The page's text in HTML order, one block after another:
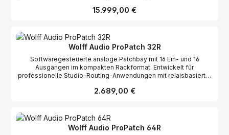
nützlichen Tastenkombinationen. Alle diese können gespeichert,
Unterstützt analoge Audiosignale, Mikrofonsignale,
Konfigurationsverwaltung.
Regulärer Preis:
15.999,00 €
Wolff Audio ProPatch 32R
Softwaregesteuerte analoge Patchbay mit 16 Ein- und 16
Ausgängen im kompakten Rackformat. Entwickelt für
professionelle Studio-Routing-Anwendungen mit relaisbasierter
Unterstützt Mikrofon-, Line-, MIDI-, Steuerspannungs- und
Regulärer Preis:
2.689,00 €
Wolff Audio ProPatch 64R